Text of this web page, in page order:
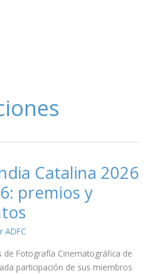
Catalina 2026
premios y
ADFC
de Fotografía Cinematográfica de
participación de sus miembros